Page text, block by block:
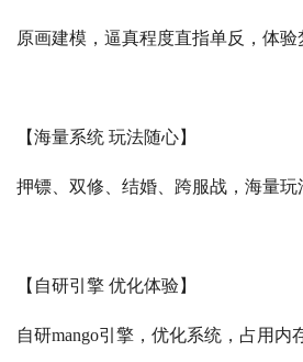
原画建模，逼真程度直指单反，体
【海量系统 玩法随心】
押镖、双修、结婚、跨服战，海量
【自研引擎 优化体验】
自研mango引擎，优化系统，占用内